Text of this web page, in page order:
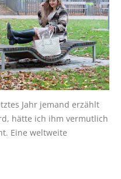
Jahr jemand erzählt
hätte ich ihm vermutlich
Eine weltweite